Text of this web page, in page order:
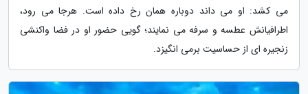
می کشد: او می داند دوباره همان رخ داده است. هرجا می رود،
اطرافیانش عطسه و سرفه می نمایند؛ گویی حضور او در فضا واکنشی
زنجیره ای از حساسیت برمی انگیزد.